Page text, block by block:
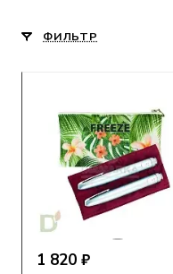
ФИЛЬТР
1 820 ₽